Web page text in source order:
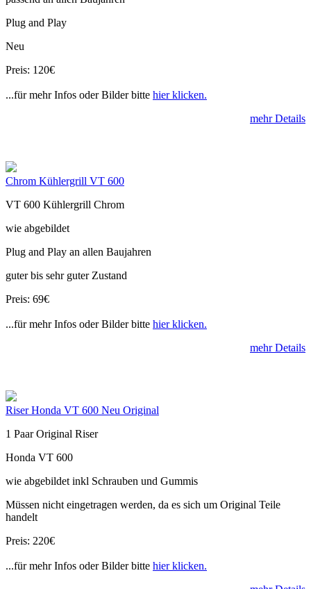
Plug and Play
Neu
Preis: 120€
...für mehr Infos oder Bilder bitte hier klicken.
mehr Details
Chrom Kühlergrill VT 600
VT 600 Kühlergrill Chrom
wie abgebildet
Plug and Play an allen Baujahren
guter bis sehr guter Zustand
Preis: 69€
...für mehr Infos oder Bilder bitte hier klicken.
mehr Details
Riser Honda VT 600 Neu Original
1 Paar Original Riser
Honda VT 600
wie abgebildet inkl Schrauben und Gummis
Müssen nicht eingetragen werden, da es sich um Original Teile
handelt
Preis: 220€
...für mehr Infos oder Bilder bitte hier klicken.